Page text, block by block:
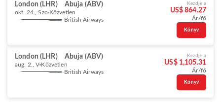
London (LHR) Abuja (ABV)
okt. 24., Szo Közvetlen
British Airways
Kezdje a
US$ 864.27
Ár/fő
Könyv
London (LHR) Abuja (ABV)
aug. 2., V Közvetlen
British Airways
Kezdje a
US$ 1,105.31
Ár/fő
Könyv